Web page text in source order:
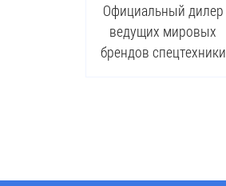
Официальный дилер
ведущих мировых
брендов спецтехники